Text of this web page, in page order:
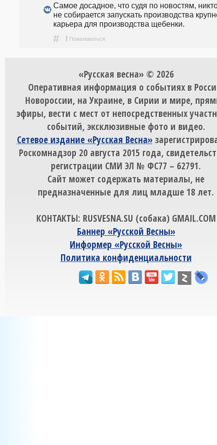
Самое досадное, что судя по новостям,
не собирается запускать производства
карьера для производства щебенки.
# ! Пожаловаться
«Русская весна» © 2026
Оперативная информация о событиях в
Новороссии, на Украине, в Сирии и мире,
эфиры, вести с мест от непосредственных
событий, эксклюзивные фото и видео.
Сетевое издание «Русская Весна»
Роскомнадзор 20 августа 2015 года,
регистрации СМИ ЭЛ № ФС77 – 62791.
Сайт может содержать материалы, не
предназначенные для лиц младше 18 лет.
КОНТАКТЫ: RUSVESNA.SU (собака) GMAIL.COM
Баннер «Русской Весны»
Информер «Русской Весны»
Политика конфиденциальности